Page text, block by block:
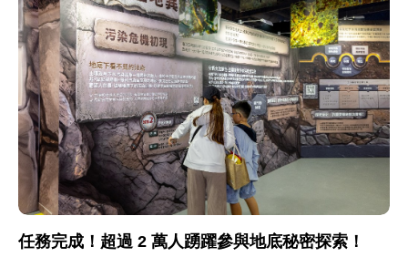
任務完成！超過 2 萬人踴躍參與地底秘密探索！